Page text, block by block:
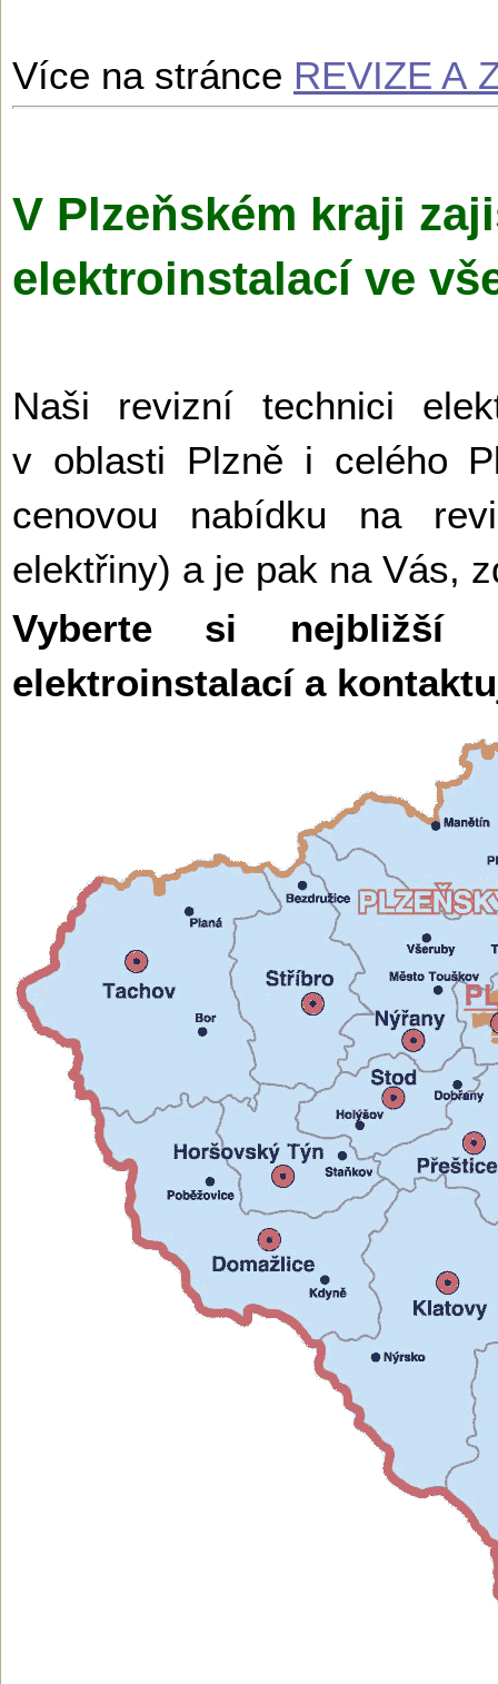
Více na stránce REVIZE A
V Plzeňském kraji
elektroinstalací ve
Naši revizní technici
v oblasti Plzně i celého
cenovou nabídku na
elektřiny) a je pak na Vás,
Vyberte si nejbližší
elektroinstalací a